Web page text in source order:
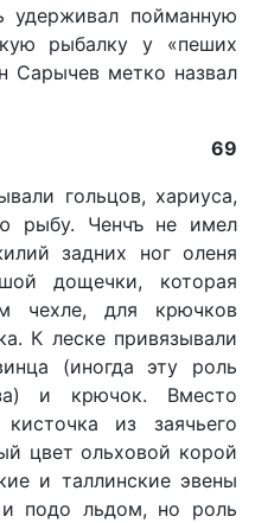
удерживал пойманную
рыбалку у «пеших
Сарычев метко назвал
69
гольцов, хариуса,
рыбу. Ченчъ не имел
задних ног оленя
дощечки, которая
чехле, для крючков
К леске привязывали
(иногда эту роль
и крючок. Вместо
из заячьего
цвет ольховой корой
и таллинские эвены
подо льдом, но роль